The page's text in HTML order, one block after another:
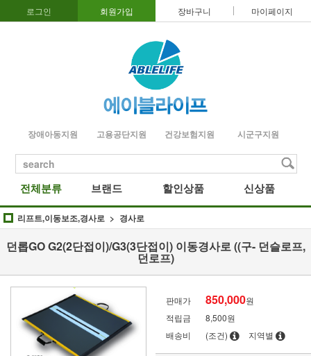
로그인 회원가입 장바구니 마이페이지
장애아동지원 고용공단지원 건강보험지원 시군구지원
search
전체분류 브랜드 할인상품 신상품
리프트,이동보조,경사로 경사로
던롭GO G2(2단접이)/G3(3단접이) 이동경사로 ((구- 던슬로프,
던로프)
판매가 850,000원
적립금
8,500원
배송비
(조건) 지역별